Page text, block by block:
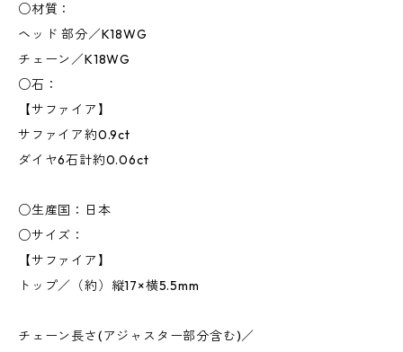
○材質：
ヘッド 部分／K18WG
チェーン／K18WG
○石：
【サファイア】
サファイア約0.9ct
ダイヤ6石計約0.06ct
○生産国：日本
○サイズ：
【サファイア】
トップ／（約）縦17×横5.5mm
チェーン長さ(アジャスター部分含む)／